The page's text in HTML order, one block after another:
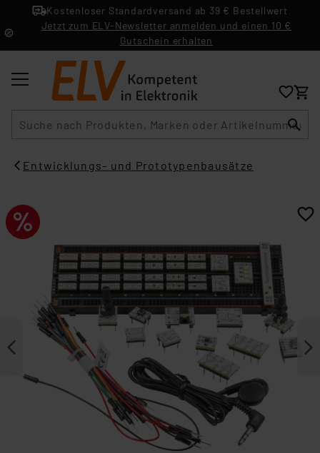
Kostenloser Standardversand ab 39 € Bestellwert
Jetzt zum ELV-Newsletter anmelden und einen 10 €
Gutschein erhalten
Entwicklungs- und Prototypenbausätze